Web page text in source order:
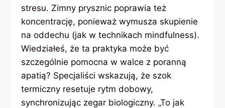
stresu. Zimny prysznic poprawia też
koncentrację, ponieważ wymusza skupienie
na oddechu (jak w technikach mindfulness).
Wiedziałeś, że ta praktyka może być
szczególnie pomocna w walce z poranną
apatią? Specjaliści wskazują, że szok
termiczny resetuje rytm dobowy,
synchronizując zegar biologiczny. „To jak